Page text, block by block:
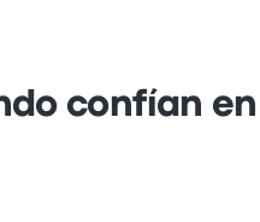
confían en